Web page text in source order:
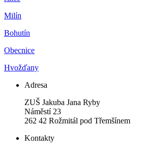
Milín
Bohutín
Obecnice
Hvožďany
Adresa
ZUŠ Jakuba Jana Ryby
Náměstí 23
262 42 Rožmitál pod Třemšínem
Kontakty